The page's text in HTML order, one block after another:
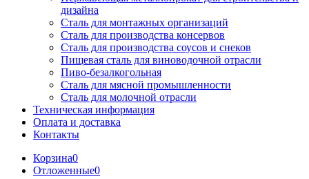
дизайна
Сталь для монтажных организаций
Сталь для производства консервов
Сталь для производства соусов и снеков
Пищевая сталь для виноводочной отрасли
Пиво-безалкогольная
Сталь для мясной промышленности
Сталь для молочной отрасли
Техническая информация
Оплата и доставка
Контакты
Корзина0
Отложенные0